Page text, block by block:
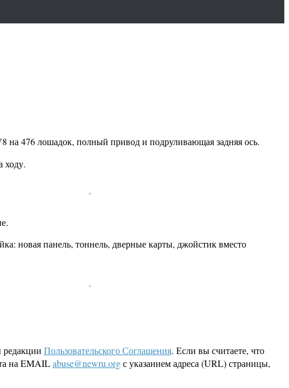
476 лошадок, полный привод и подруливающая задняя ось.
ходу.
новая панель, тоннель, дверные карты, джойстик вместо
Пользовательского Соглашения. Если вы считаете, что
на EMAILabuse@newru.orgс указанием адреса (URL) страницы,